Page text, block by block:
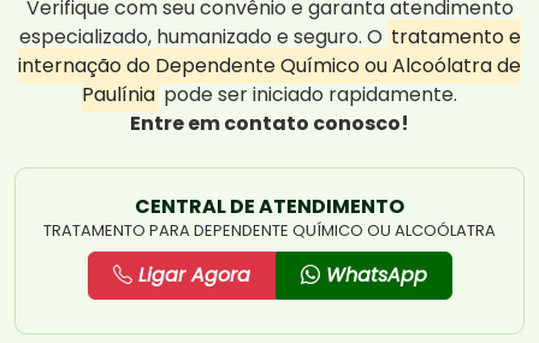
Verifique com seu convênio e garanta atendimento
especializado, humanizado e seguro. O tratamento e
internação do Dependente Químico ou Alcoólatra de
Paulínia pode ser iniciado rapidamente.
Entre em contato conosco!
CENTRAL DE ATENDIMENTO
TRATAMENTO PARA DEPENDENTE QUÍMICO OU ALCOÓLATRA
Ligar Agora WhatsApp